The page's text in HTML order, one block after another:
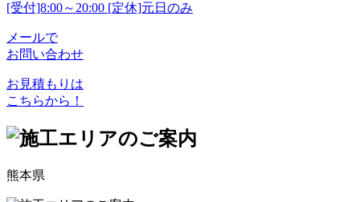
[受付]8:00～20:00 [定休]元日のみ
メールで
お問い合わせ
お見積もりは
こちらから！
熊本県